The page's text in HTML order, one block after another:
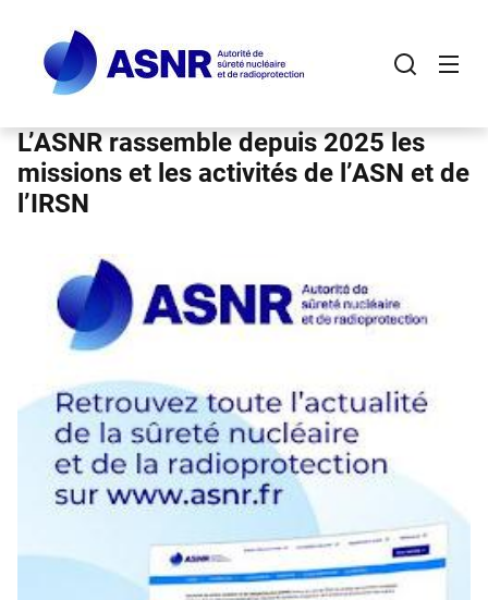
contenu
principal
L’ASNR rassemble depuis 2025 les
missions et les activités de l’ASN et de
l’IRSN